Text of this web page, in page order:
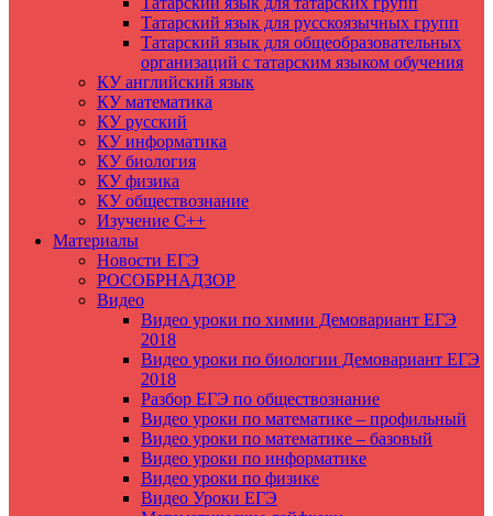
Татарский язык для русскоязычных групп
Татарский язык для общеобразовательных
организаций с татарским языком обучения
КУ английский язык
КУ математика
КУ русский
КУ информатика
КУ биология
КУ физика
КУ обществознание
Изучение C++
Материалы
Новости ЕГЭ
РОСОБРНАДЗОР
Видео
Видео уроки по химии Демовариант ЕГЭ
2018
Видео уроки по биологии Демовариант ЕГЭ
2018
Разбор ЕГЭ по обществознание
Видео уроки по математике – профильный
Видео уроки по математике – базовый
Видео уроки по информатике
Видео уроки по физике
Видео Уроки ЕГЭ